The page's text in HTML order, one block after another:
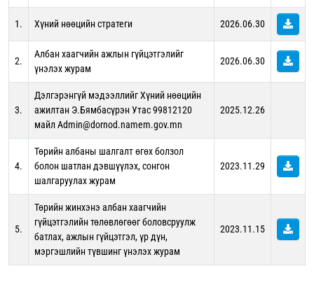
1. Хүний нөөцийн стратеги 2026.06.30
2.
Албан хаагчийн ажлын гүйцэтгэлийг
үнэлэх журам
2026.06.30
3.
Дэлгэрэнгүй мэдээллийг Хүний нөөцийн
ажилтан Э.Бямбасүрэн Утас 99812120
майл Admin@dornod.namem.gov.mn
2025.12.26
4.
Төрийн албаны шалгалт өгөх болзол
болон шатлан дэвшүүлэх, сонгон
шалгаруулах журам
2023.11.29
5.
Төрийн жинхэнэ албан хаагчийн
гүйцэтгэлийн төлөвлөгөөг боловсруулж
батлах, ажлын гүйцэтгэл, үр дүн,
мэргэшлийн түвшинг үнэлэх журам
2023.11.15